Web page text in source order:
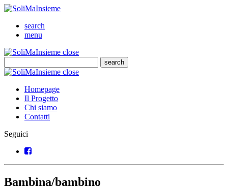
SoliMaInsieme
search
menu
SoliMaInsieme
closeClose
search
Cerca
SoliMaInsieme
closeClose
Homepage
Il Progetto
Chi siamo
Contatti
Seguici
Facebook
Bambina/bambino